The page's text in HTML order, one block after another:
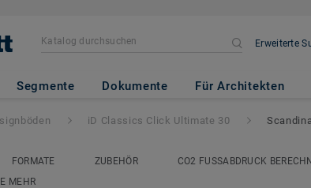
Erweiterte
Segmente Dokumente Für Architekten
Click Ultimate 30-
iD Classics Click Ultimate 30
FORMATE ZUBEHÖR CO2 FUSSABDRUCK
MEHR